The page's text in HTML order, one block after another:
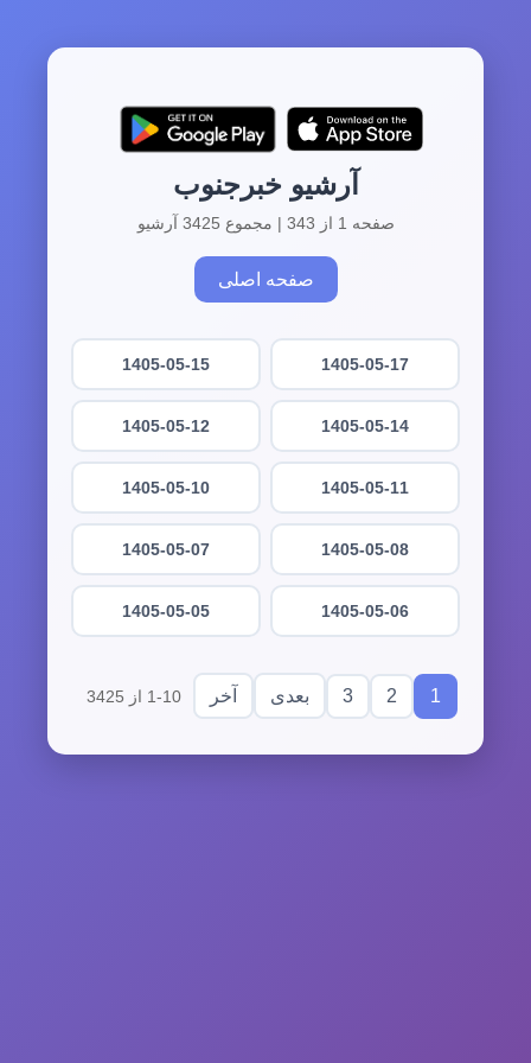
آرشیو خبرجنوب
صفحه 1 از 343 | مجموع 3425 آرشیو
صفحه اصلی
1405-05-17
1405-05-15
1405-05-14
1405-05-12
1405-05-11
1405-05-10
1405-05-08
1405-05-07
1405-05-06
1405-05-05
1
2
3 بعدی آخر 1-10 از 3425